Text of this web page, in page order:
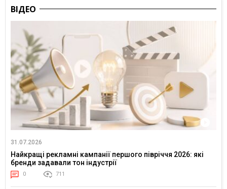
ВІДЕО
31.07.2026
Найкращі рекламні кампанії першого півріччя 2026: які
бренди задавали тон індустрії
0 711